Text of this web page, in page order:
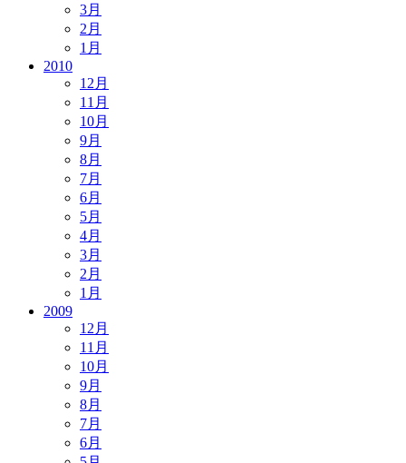
3月
2月
1月
2010
12月
11月
10月
9月
8月
7月
6月
5月
4月
3月
2月
1月
2009
12月
11月
10月
9月
8月
7月
6月